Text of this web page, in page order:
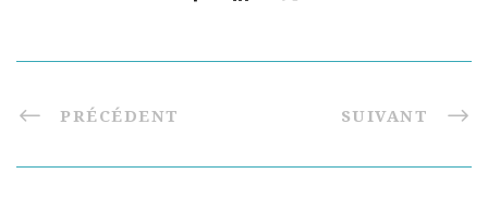
PRÉCÉDENT SUIVANT